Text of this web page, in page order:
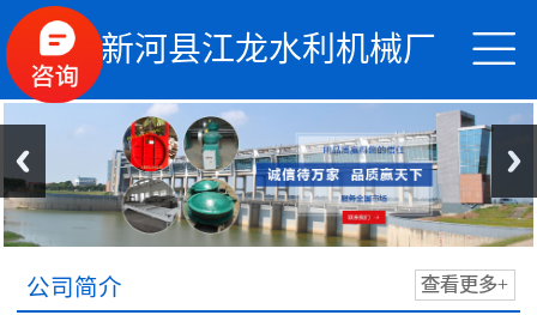

 新河县江龙水利机械厂
公司简介 查看更多+